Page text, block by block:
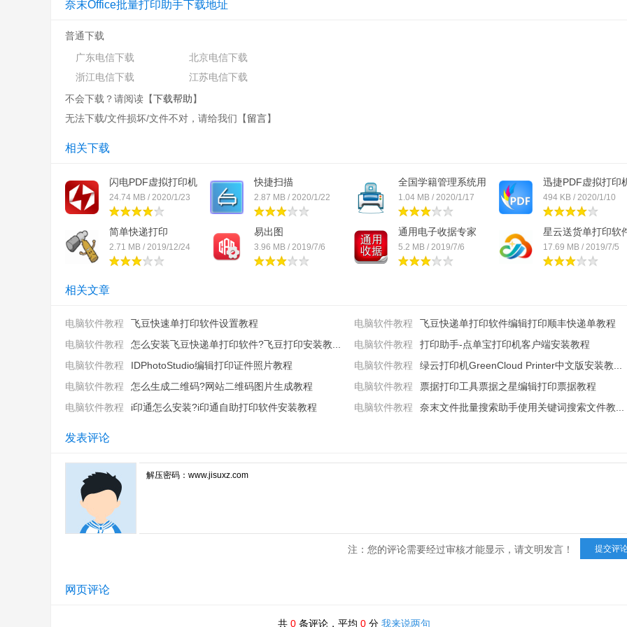
奈末Office批量打印助手下载地址
普通下载
广东电信下载
北京电信下载
浙江电信下载
江苏电信下载
不会下载？请阅读【下载帮助】
无法下载/文件损坏/文件不对，请给我们【留言】
相关下载
闪电PDF虚拟打印机
24.74 MB / 2020/1/23
快捷扫描
2.87 MB / 2020/1/22
全国学籍管理系统用
学...
1.04 MB / 2020/1/17
迅捷PDF虚拟打印
494 KB / 2020/1/10
简单快递打印
2.71 MB / 2019/12/24
易出图
3.96 MB / 2019/7/6
通用电子收据专家
5.2 MB / 2019/7/6
星云送货单打印软
17.69 MB / 2019/7/5
相关文章
电脑软件教程 飞豆快速单打印软件设置教程 电脑软件教程
飞豆快递单打印软件编辑打印顺丰快递单教程
电脑软件教程
怎么安装飞豆快递单打印软件?飞豆打印安装教... 电脑软件教程
打印助手-点单宝打印机客户端安装教程
电脑软件教程
IDPhotoStudio编辑打印证件照片教程 电脑软件教程
绿云打印机GreenCloud Printer中文版安装教...
电脑软件教程
怎么生成二维码?网站二维码图片生成教程 电脑软件教程
票据打印工具票据之星编辑打印票据教程
电脑软件教程
i印通怎么安装?i印通自助打印软件安装教程 电脑软件教程 奈末文件批量搜索助手使用关键词搜索文件教...
发表评论
注：您的评论需要经过审核才能显示，请文明发言！
网页评论
共 0 条评论，平均 0 分 我来说两句